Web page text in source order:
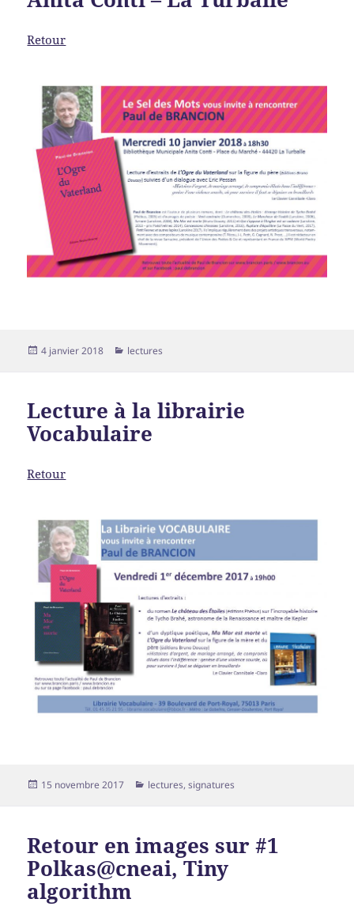
Retour
Publié
4 janvier 2018 Catégories
lectures
Lecture à la librairie
Vocabulaire
Retour
Publié
15 novembre 2017 Catégories
lectures,signatures
Retour en images sur #1
Polkas@cneai, Tiny
algorithm